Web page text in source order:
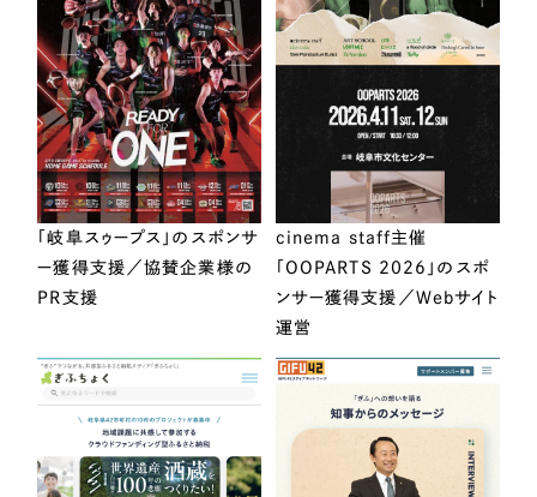
「岐阜スゥープス」のスポンサ
ー獲得支援／協賛企業様の
PR支援
cinema staff主催
「OOPARTS 2026」のスポ
ンサー獲得支援／Webサイト
運営